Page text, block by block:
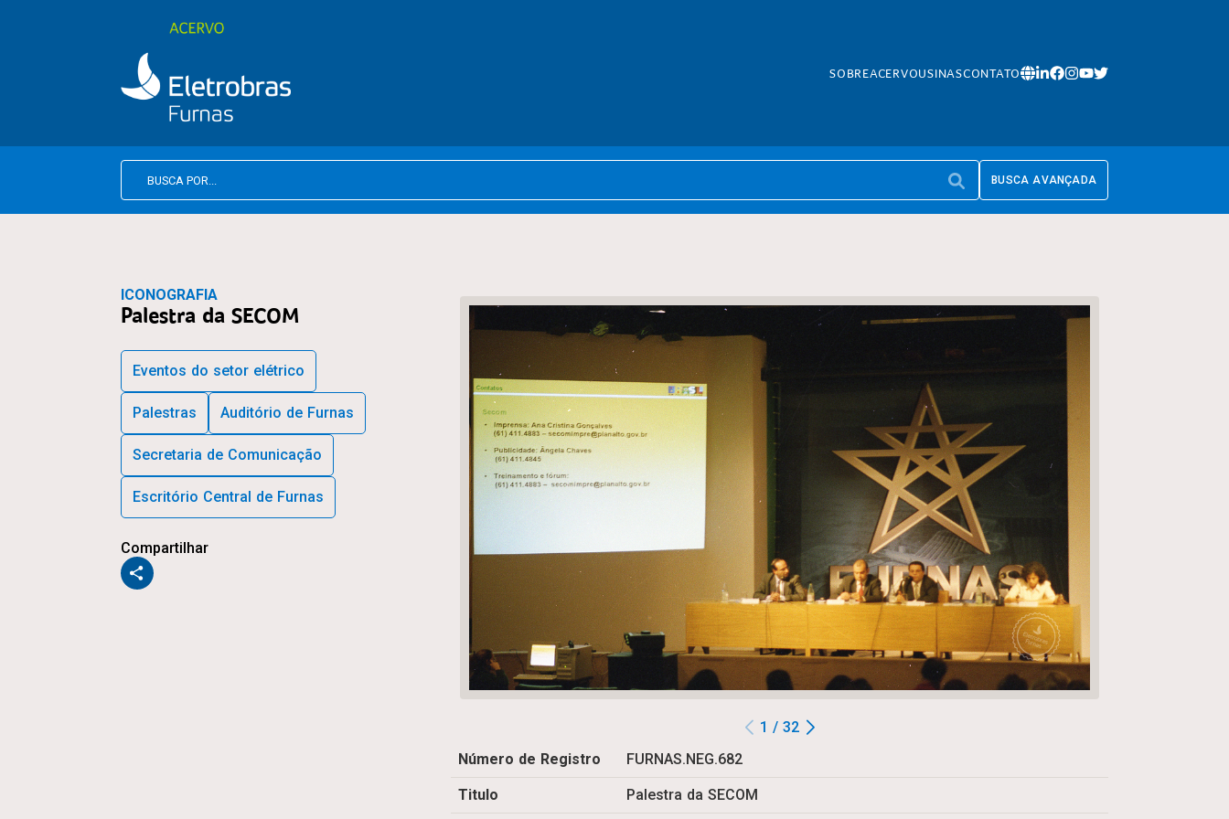
SOBREACERVOUSINASCONTATO
BUSCA AVANÇADA
ICONOGRAFIA
Palestra da SECOM
Eventos do setor elétrico
Palestras Auditório de Furnas
Secretaria de Comunicação
Escritório Central de Furnas
Compartilhar
1 / 32
Número de Registro
FURNAS.NEG.682
Titulo Palestra da SECOM